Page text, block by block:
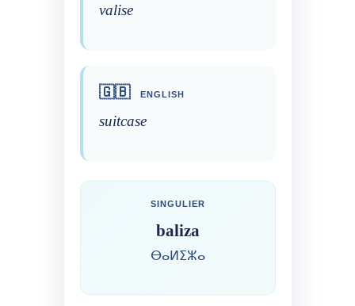
valise
🇬🇧 ENGLISH
suitcase
SINGULIER
baliza
ⴱⴰⵍⵉⵣⴰ